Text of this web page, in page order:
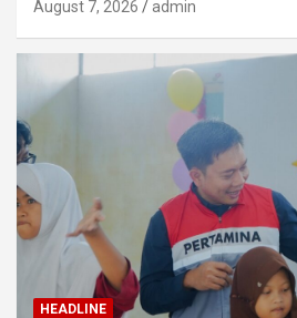
August 7, 2026 admin
HEADLINE